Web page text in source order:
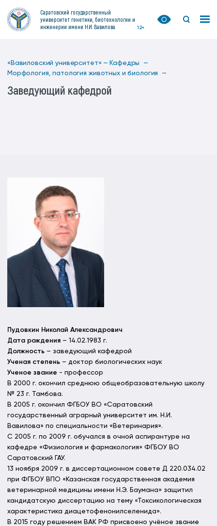
Саратовский государственный
университет генетики, биотехнологии и
инженерии имени Н.И. Вавилова
12+
«Вавиловский университет» — Кафедры —
Морфология, патология животных и биология —
Заведующий кафедрой
Пудовкин Николай Александрович
Дата рождения – 14.02.1983 г.
Должность – заведующий кафедрой
Ученая степень – доктор биологических наук
Ученое звание - профессор
В 2000 г. окончил среднюю общеобразовательную школу
№ 23 г. Тамбова.
В 2005 г. окончил ФГБОУ ВО «Саратовский
государственный аграрный университет им. Н.И.
Вавилова» по специальности «Ветеринария».
С 2005 г. по 2009 г. обучался в очной аспирантуре на
кафедре «Физиология и фармакология» ФГБОУ ВО
Саратовский ГАУ.
13 ноября 2009 г. в диссертационном совете Д 220.034.02
при ФГБОУ ВПО «Казанская государственная академия
ветеринарной медицины имени Н.Э. Баумана» защитил
кандидатскую диссертацию на тему «Токсикологическая
характеристика диацетофенонилселенида».
В 2015 году решением ВАК РФ присвоено учёное звание